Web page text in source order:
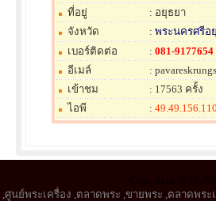
ที่อยู่
: อยุธยา
จังหวัด
: พระนครศรีอ
เบอร์ติดต่อ
: 081-9177654
อีเมล์
:
เข้าชม
: 17563 ครั้ง
ไอพี
:
Copyright 2013,
,ศูนย์พระเครื่อง ,ตลาดพระ ,ขายพระ ,ตลาดพระ